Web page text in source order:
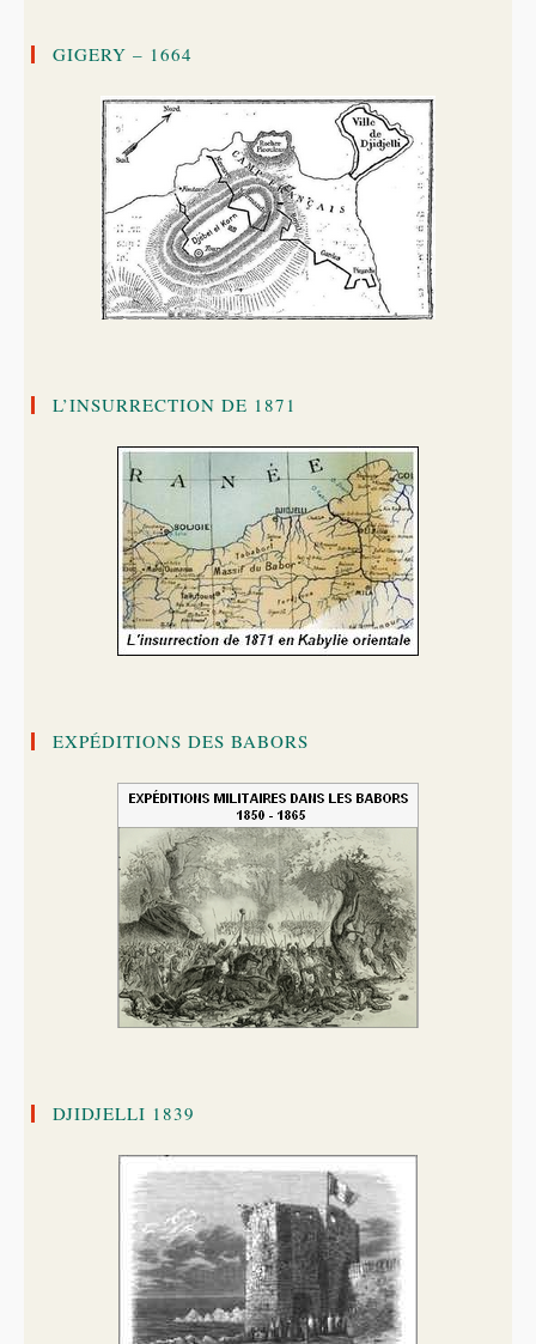
GIGERY – 1664
L’INSURRECTION DE 1871
EXPÉDITIONS DES BABORS
DJIDJELLI 1839